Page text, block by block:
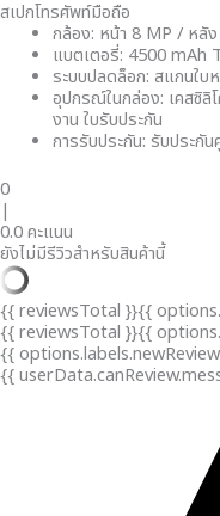
สเปกโทรศัพท์มือถือ
กล้อง: หน้า 8 MP / หลั
แบตเตอรี่: 4500 mAh
ระบบปลดล็อก: สแกนใบ
อุปกรณ์ในกล่อง: เคสซิลิ
งาน ใบรับประกัน
การรับประกัน: รับประกั
0
|
0.0 คะแนน
ยังไม่มีรีวิวสำหรับสินค้านี้
{{ reviewsTotal }}{{
{{ reviewsTotal }}{{
{{
{{